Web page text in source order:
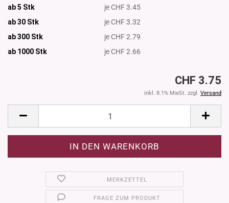
ab 5 Stk
je CHF 3.45
ab 30 Stk
je CHF 3.32
ab 300 Stk
je CHF 2.79
ab 1000 Stk je CHF 2.66
CHF 3.75
inkl. 8.1% MwSt. zzgl. Versand
MERKZETTEL
FRAGE ZUM PRODUKT